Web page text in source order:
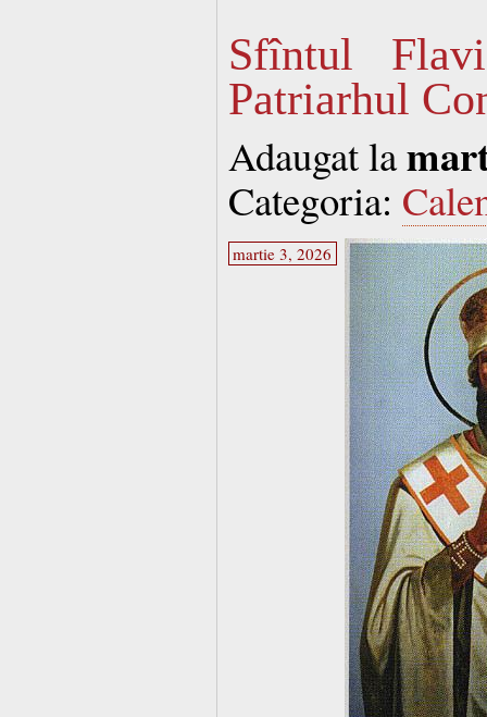
Sfîntul
Patriarhul
Adaugat la
Categoria:
martie 3, 2026